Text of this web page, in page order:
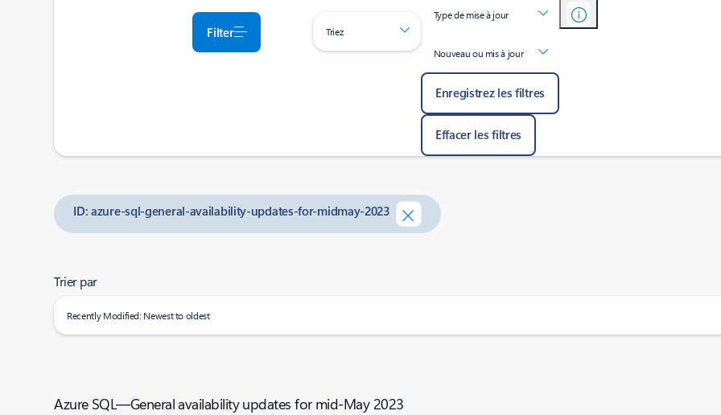
Filter Triez
Type de mise à jour
Nouveau ou mis à jour
Enregistrez les filtres
Effacer les filtres
ID: azure-sql-general-availability-updates-for-midmay-2023
Trier par
Recently Modified: Newest to oldest
Azure SQL—General availability updates for mid-May 2023